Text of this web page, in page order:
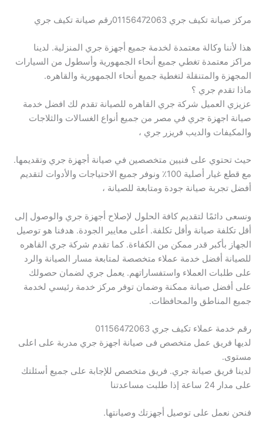
مركز صيانة تكيف جري 01156472063رقم صيانة تكيف جري
هذا لأننا وكالة معتمدة لخدمة جميع أجهزة جري المنزلية. لدينا
مراكز معتمدة تغطي جميع أنحاء الجمهورية وأسطول من السيارات
المجهزة والمتنقلة لتغطية جميع أنحاء الجمهورية والقاهره.
ماذا تقدم جري ؟
عزيزي العميل شركة جري القاهره للصيانة تقدم لك افضل خدمة
صيانة اجهزة جري في مصر من جميع أنواع الغسالات والثلاجات
والمكيفات والديب فريزر جري ،
حيث تحتوي على فنيين متخصصين في صيانة أجهزة جري وتقديمها.
مع قطع غيار أصلية 100٪ ونوفر جميع الاحتياجات والأدوات لتقديم
أفضل تجربة صيانة جودة ومتابعة للصيانة ،
ونسعى دائمًا لتقديم كافة الحلول لإصلاح أجهزة جري والوصول إلى
أقل تكلفة صيانة وأقل تكلفة. أعلى معايير الجودة. هدفنا هو توصيل
الجهاز بأكبر قدر ممكن من الكفاءة. كما تقدم شركة جري القاهره
للصيانة أفضل خدمة عملاء متخصصة لمتابعة مسار الصيانة والرد
على طلبات العملاء واستفساراتهم. يعمل جري لضمان حصولك
على أفضل صيانة ممكنة وضمان توفر مركز خدمة رئيسي لخدمة
جميع المناطق والمحافظات.
رقم خدمة عملاء تكيف جري 01156472063
لديها فريق عمل متخصص فى صيانة اجهزة جري مدربة على اعلى
مستوى.
لدينا فريق صيانة جري. فريق متخصص للإجابة على جميع أسئلتك
على مدار 24 ساعة إذا طلبت مساعدتنا
فنحن نعمل على توصيل أجهزتك وصيانتها.